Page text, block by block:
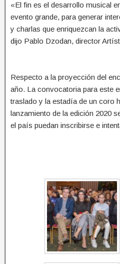
«El fin es el desarrollo musical
evento grande, para generar
y charlas que enriquezcan la
dijo Pablo Dzodan, director
Respecto a la proyección del
año. La convocatoria para este
traslado y la estadía de un coro
lanzamiento de la edición 2020
el país puedan inscribirse e